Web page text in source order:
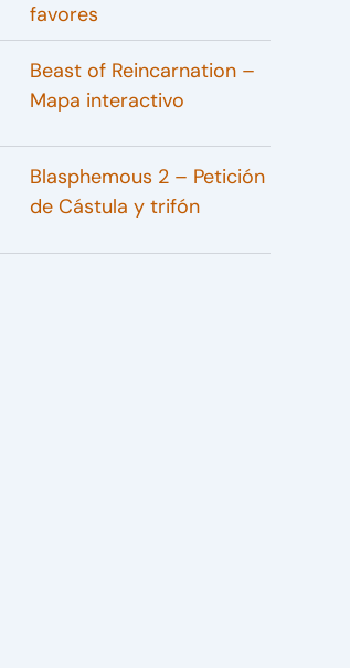
favores
Beast of Reincarnation –
Mapa interactivo
Blasphemous 2 – Petición
de Cástula y trifón